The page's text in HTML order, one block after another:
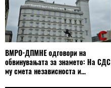
ВМРО-ДПМНЕ одговори на
обвинувањата за знамето: На СДС
му смета независноста и...